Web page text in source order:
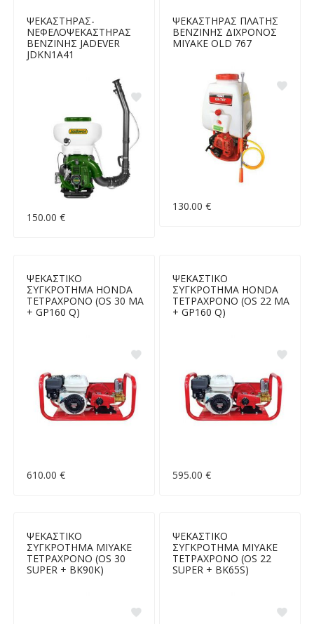
ΨΕΚΑΣΤΗΡΑΣ-
ΝΕΦΕΛΟΨΕΚΑΣΤΗΡΑΣ
ΒΕΝΖΙΝΗΣ JADEVER
JDKN1A41
150.00 €
ΨΕΚΑΣΤΗΡΑΣ ΠΛΑΤΗΣ
ΒΕΝΖΙΝΗΣ ΔΙΧΡΟΝΟΣ
MIYAKE OLD 767
130.00 €
ΨΕΚΑΣΤΙΚΟ
ΣΥΓΚΡΟΤΗΜΑ HONDA
ΤΕΤΡΑΧΡΟΝΟ (OS 30 MA
+ GP160 Q)
610.00 €
ΨΕΚΑΣΤΙΚΟ
ΣΥΓΚΡΟΤΗΜΑ HONDA
ΤΕΤΡΑΧΡΟΝΟ (OS 22 MA
+ GP160 Q)
595.00 €
ΨΕΚΑΣΤΙΚΟ
ΣΥΓΚΡΟΤΗΜΑ MIYAKE
ΤΕΤΡΑΧΡΟΝΟ (OS 30
SUPER + BK90K)
ΨΕΚΑΣΤΙΚΟ
ΣΥΓΚΡΟΤΗΜΑ MIYAKE
ΤΕΤΡΑΧΡΟΝΟ (OS 22
SUPER + BK65S)